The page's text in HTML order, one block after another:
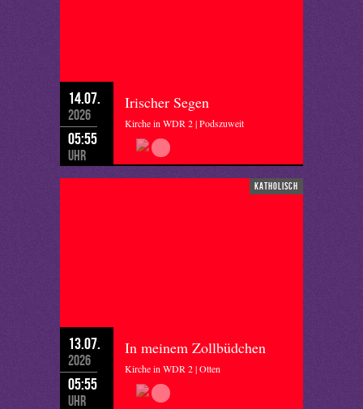
14.07.
2026
05:55
Uhr
Irischer Segen
Kirche in WDR 2 | Podszuweit
katholisch
13.07.
2026
05:55
Uhr
In meinem Zollbüdchen
Kirche in WDR 2 | Otten